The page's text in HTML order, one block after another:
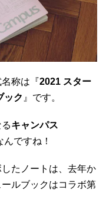
称は『2021 スター
ック 』です。
キャンパス
んですね！
たノートは、去年か
ルブックはコラボ第